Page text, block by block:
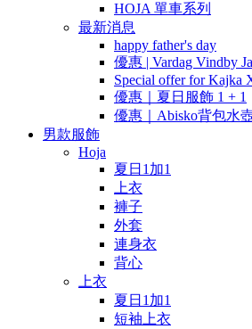
HOJA 單車系列
最新消息
happy father's day
優惠 | Vardag Vindby
Special offer for Kajka
優惠｜夏日服飾 1 + 1
優惠｜Abisko背包水
男款服飾
Hoja
夏日1加1
上衣
褲子
外套
連身衣
背心
上衣
夏日1加1
短袖上衣